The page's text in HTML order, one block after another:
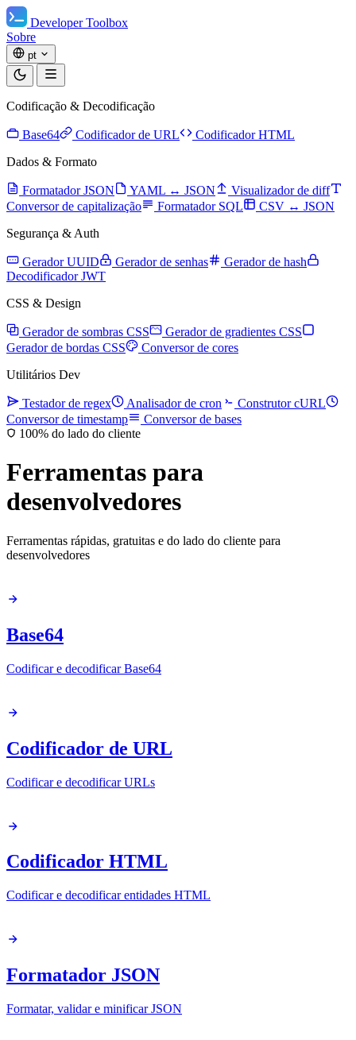
Developer Toolbox
Sobre
pt
Codificação & Decodificação
Base64 Codificador de URL
Codificador HTML
Dados & Formato
Formatador JSON YAML ↔ JSON
Visualizador de diff
Conversor de capitalização
Formatador SQL
CSV ↔ JSON
Segurança & Auth
Gerador UUID Gerador de senhas
Gerador de hash
Decodificador JWT
CSS & Design
Gerador de sombras CSS
Gerador de gradientes CSS
Gerador de bordas CSS
Conversor de cores
Utilitários Dev
Testador de regex Analisador de cron
Construtor cURL
Conversor de timestamp
Conversor de bases
100% do lado do cliente
Ferramentas para
desenvolvedores
Ferramentas rápidas, gratuitas e do lado do cliente para
desenvolvedores
Base64
Codificar e decodificar Base64
Codificador de URL
Codificar e decodificar URLs
Codificador HTML
Codificar e decodificar entidades HTML
Formatador JSON
Formatar, validar e minificar JSON